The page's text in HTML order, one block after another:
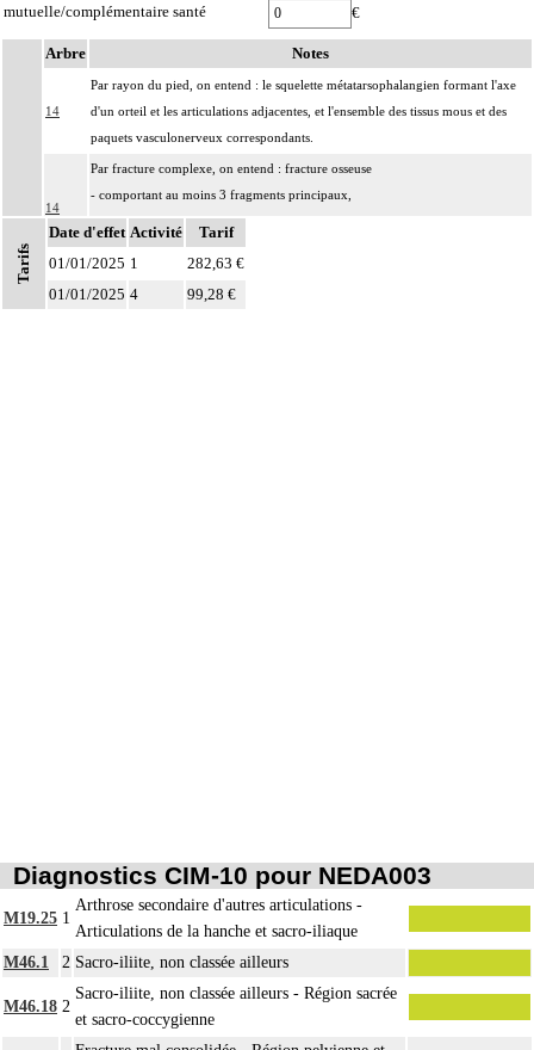
mutuelle/complémentaire santé
€
Notes
Arbre Notes
14
Par rayon du pied, on entend : le squelette métatarsophalangien formant l'axe
d'un orteil et les articulations adjacentes, et l'ensemble des tissus mous et des
paquets vasculonerveux correspondants.
14
Par fracture complexe, on entend : fracture osseuse
- comportant au moins 3 fragments principaux,
- incoercible après réduction,
- avec enfoncement ostéochondral nécessitant un geste de relèvement.
- résection localisée de synoviale, de replis synoviaux et/ou d'ostéophytes
14 Par ostéotomie complexe, on entend : ostéotomie multidirectionnelle.
La suture de muscle ou de tendon inclut l'immobilisation par appareillage
externe ou par arthrorise.
Tarifs
Date d'effet Activité
Tarif
01/01/2025 1
282,63 €
01/01/2025 4 99,28 €
Diagnostics CIM-10 pour NEDA003
M19.25 1
Arthrose secondaire d'autres articulations -
Articulations de la hanche et sacro-iliaque
M46.1
2 Sacro-iliite, non classée ailleurs
M46.18 2
Sacro-iliite, non classée ailleurs - Région sacrée
et sacro-coccygienne